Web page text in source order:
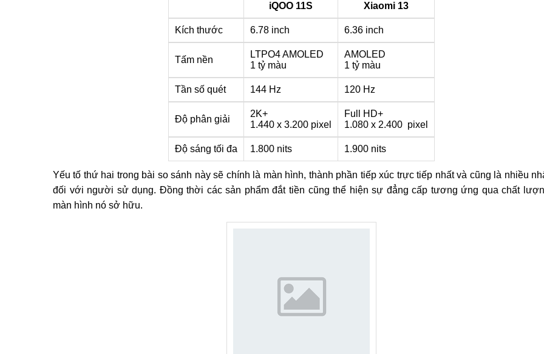
iQOO 11S Xiaomi 13
Kích thước 6.78 inch 6.36 inch
Tấm nền
LTPO4 AMOLED
1 tỷ màu
AMOLED
1 tỷ màu
Tần số quét 144 Hz 120 Hz
Độ phân giải
2K+
1.440 x 3.200 pixel
Full HD+
1.080 x 2.400 pixel
Độ sáng tối đa 1.800 nits 1.900 nits
Yếu tố thứ hai trong bài so sánh này sẽ chính là màn hình, thành phần tiếp xúc trực tiếp nhất và cũng là nhiều
đối với người sử dụng. Đồng thời các sản phẩm đắt tiền cũng thể hiện sự đẳng cấp tương ứng qua chất
màn hình nó sở hữu.